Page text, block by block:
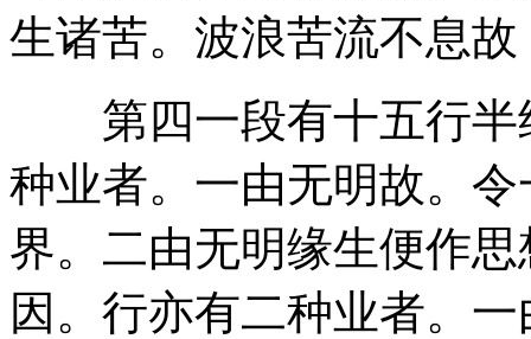
生诸苦。波浪苦流不息故
第四一段有十五行半
种业者。一由无明故。
界。二由无明缘生便作
因。行亦有二种业者。